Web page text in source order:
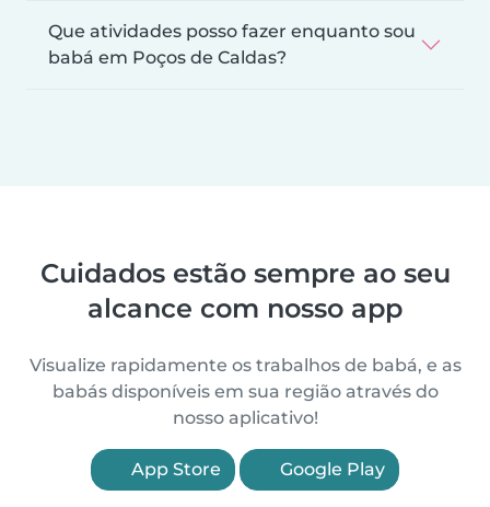
Que atividades posso fazer enquanto sou
babá em Poços de Caldas?
Cuidados estão sempre ao seu
alcance com nosso app
Visualize rapidamente os trabalhos de babá, e as
babás disponíveis em sua região através do
nosso aplicativo!
App Store Google Play